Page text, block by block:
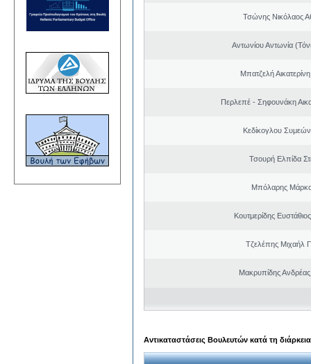
Τσώνης Νικόλαος
Αντωνίου Αντωνία
Μπατζελή
Περλεπέ - Σηφουνάκη
Κεδίκογλου
Τσουρή Ελπίδα
Μπόλαρης
Κουτμερίδης
Τζελέπης Μιχαήλ
Μακρυπίδης Ανδρέας
Αντικαταστάσεις Βουλευτών κατά τη